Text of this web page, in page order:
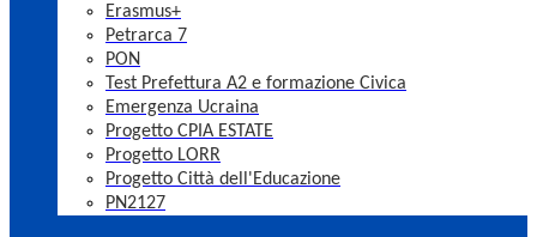
Erasmus+
Petrarca 7
PON
Test Prefettura A2 e formazione Civica
Emergenza Ucraina
Progetto CPIA ESTATE
Progetto LORR
Progetto Città dell'Educazione
PN2127